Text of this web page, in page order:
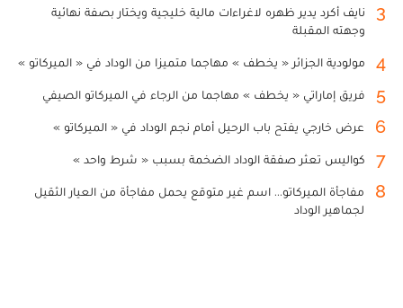
3
نايف أكرد يدير ظهره لاغراءات مالية خليجية ويختار بصفة نهائية
وجهته المقبلة
4 مولودية الجزائر « يخطف » مهاجما متميزا من الوداد في « الميركاتو »
5 فريق إماراتي « يخطف » مهاجما من الرجاء في الميركاتو الصيفي
6 عرض خارجي يفتح باب الرحيل أمام نجم الوداد في « الميركاتو »
7 كواليس تعثر صفقة الوداد الضخمة بسبب « شرط واحد »
8
مفاجأة الميركاتو... اسم غير متوقع يحمل مفاجأة من العيار الثقيل
لجماهير الوداد